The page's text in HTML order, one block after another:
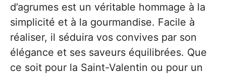
d’agrumes est un véritable hommage à la
simplicité et à la gourmandise. Facile à
réaliser, il séduira vos convives par son
élégance et ses saveurs équilibrées. Que
ce soit pour la Saint-Valentin ou pour un